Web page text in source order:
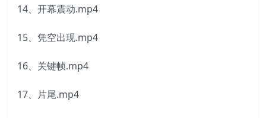
14、开幕震动.mp4
15、凭空出现.mp4
16、关键帧.mp4
17、片尾.mp4